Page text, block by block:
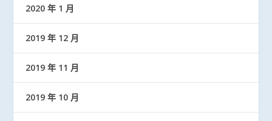
2020 年 1 月
2019 年 12 月
2019 年 11 月
2019 年 10 月